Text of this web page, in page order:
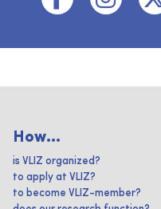
How...
is VLIZ organized?
to apply at VLIZ?
to become VLIZ-member?